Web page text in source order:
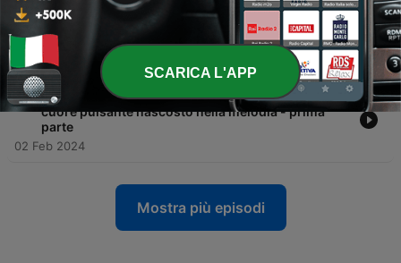
18 - Ep. 17. Pyotr Ilyich Tchaikovsky - Sesta Sinfonia: il
cuore pulsante nascosto nella melodia - seconda
parte
09 Feb 2024
17 - Ep. 16. Pyotr Ilyich Tchaikovsky - Sesta Sinfonia: il
cuore pulsante nascosto nella melodia - prima
parte
02 Feb 2024
Mostra più episodi
SCARICA L'APP